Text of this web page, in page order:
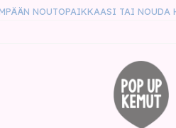
NOUTOPAIKKAASI TAI NOUDA